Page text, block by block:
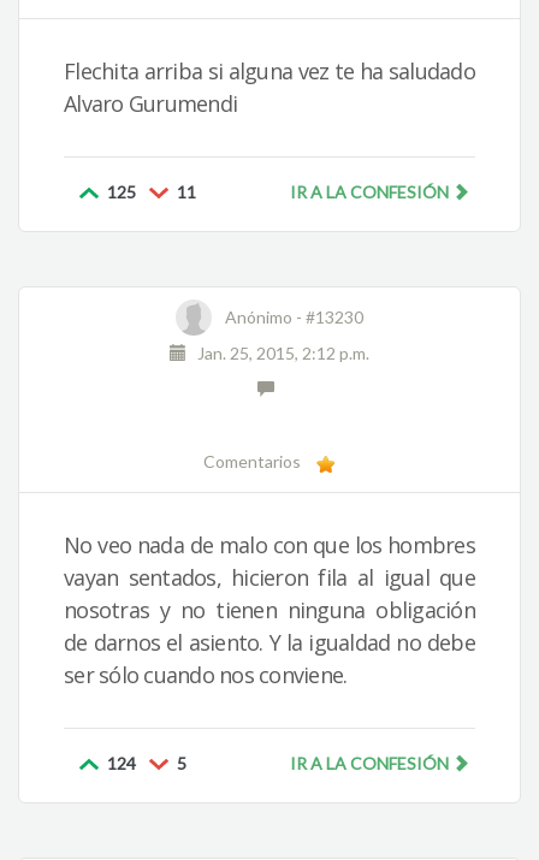
Flechita arriba si alguna vez te ha saludado
Alvaro Gurumendi
125 11 IR A LA CONFESIÓN
Anónimo - #13230
Jan. 25, 2015, 2:12 p.m.
Comentarios
No veo nada de malo con que los hombres
vayan sentados, hicieron fila al igual que
nosotras y no tienen ninguna obligación
de darnos el asiento. Y la igualdad no debe
ser sólo cuando nos conviene.
124 5 IR A LA CONFESIÓN